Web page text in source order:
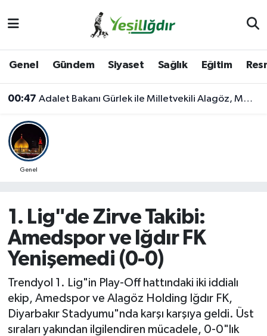
Genel Gündem Siyaset Sağlık Eğitim
00:47 Adalet Bakanı Gürlek ile Milletvekili Alagöz, MHP İl Başkanlığını Ziyaret Etti
Genel
1. Lig"de Zirve Takibi:
Amedspor ve Iğdır FK
Yenişemedi (0-0)
Trendyol 1. Lig"in Play-Off hattındaki iki iddialı
ekip, Amedspor ve Alagöz Holding Iğdır FK,
Diyarbakır Stadyumu"nda karşı karşıya geldi. Üst
sıraları yakından ilgilendiren mücadele, 0-0"lık
Iğdır Trafik Yoğunluk Haritası
Süper Lig Puan Durumu ve Fikstür
Son Dakika Haberleri
Haber Arşivi